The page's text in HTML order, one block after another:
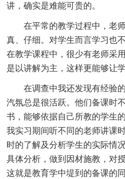
讲，确实是难能可贵的。
在平常的教学过程中，老师
真、仔细。对学生而言学习也
在教学课程中，很少有老师采
是以讲解为主，这样更能够让
在调查中我还发现有经验的
汽氛总是很活跃。他们备课时
书，能够依据自己所教的学生
我实习期间听不同的老师讲课
时的了解及分析学生的实际情
具体分析，做到因材施教，对
这就是教育学中堤到的备课的